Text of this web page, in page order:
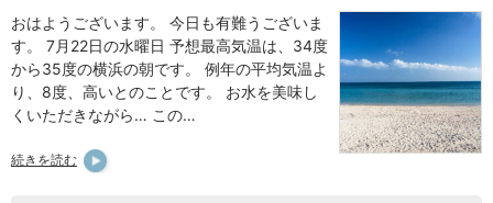
おはようございます。 今日も有難うございま
す。 7月22日の水曜日 予想最高気温は、34度
から35度の横浜の朝です。 例年の平均気温よ
り、8度、高いとのことです。 お水を美味し
くいただきながら… この…
続きを読む